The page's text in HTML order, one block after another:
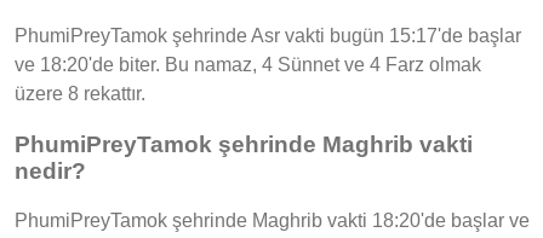
PhumiPreyTamok şehrinde Asr vakti bugün 15:17'de başlar
ve 18:20'de biter. Bu namaz, 4 Sünnet ve 4 Farz olmak
üzere 8 rekattır.
PhumiPreyTamok şehrinde Maghrib vakti
nedir?
PhumiPreyTamok şehrinde Maghrib vakti 18:20'de başlar ve